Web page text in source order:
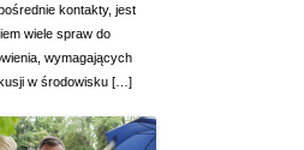
kontakty, jest
wiele spraw do
wymagających
w środowisku […]